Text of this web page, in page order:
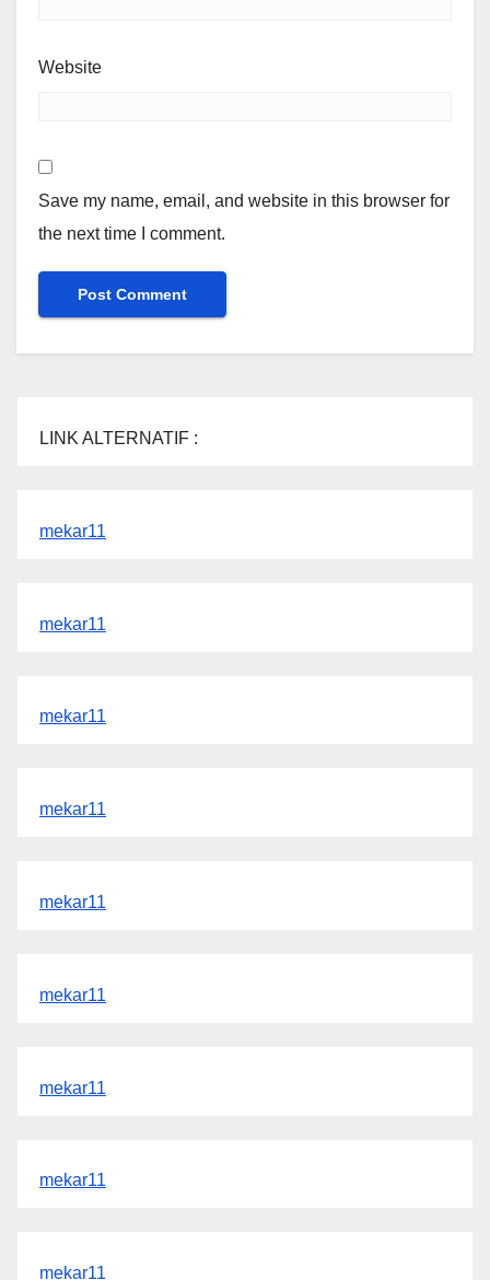
Website
Save my name, email, and website in this browser for
the next time I comment.
LINK ALTERNATIF :
mekar11
mekar11
mekar11
mekar11
mekar11
mekar11
mekar11
mekar11
mekar11